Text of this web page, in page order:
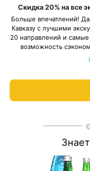
Скидка 20% на все
Больше впечатлений!
Кавказу с лучшими
20 направлений и
возможность
Подробнее
С теплом